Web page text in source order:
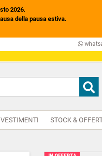
2026.
della pausa estiva.
STOCK &